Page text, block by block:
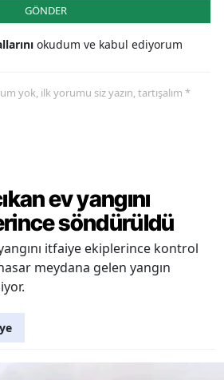
GÖNDER
okudum ve kabul ediyorum
yok, ilk yorumu siz yazın, tartışalım *
ev yangını
söndürüldü
itfaiye ekiplerince kontrol
meydana gelen yangın